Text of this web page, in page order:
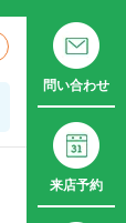
問い合わせ
来店予約